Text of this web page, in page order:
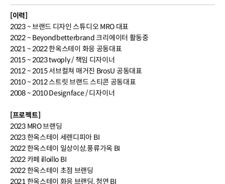
[이력]
2023 ~ 브랜드 디자인 스튜디오 MRO 대표
2022 ~ Beyondbetterbrand 크리에이터 활동중
2021 ~ 2022 한옥스테이 화응 공동대표
2015 ~ 2023 twoply / 책임 디자이너
2012 ~ 2015 서브컬쳐 매거진 BrosU 공동대표
2010 ~ 2012 스트릿 브랜드 스티콘 공동대표
2008 ~ 2010 Designface / 디자이너
[프로젝트]
2023 MRO 브랜딩
2023 한옥스테이 세렌디피아 BI
2022 한옥스테이 일상이상,풍류가옥 BI
2022 카페 illoillo BI
2022 한옥스테이 초점 브랜딩
2021 한옥스테이 화응 브랜딩, 청연 BI